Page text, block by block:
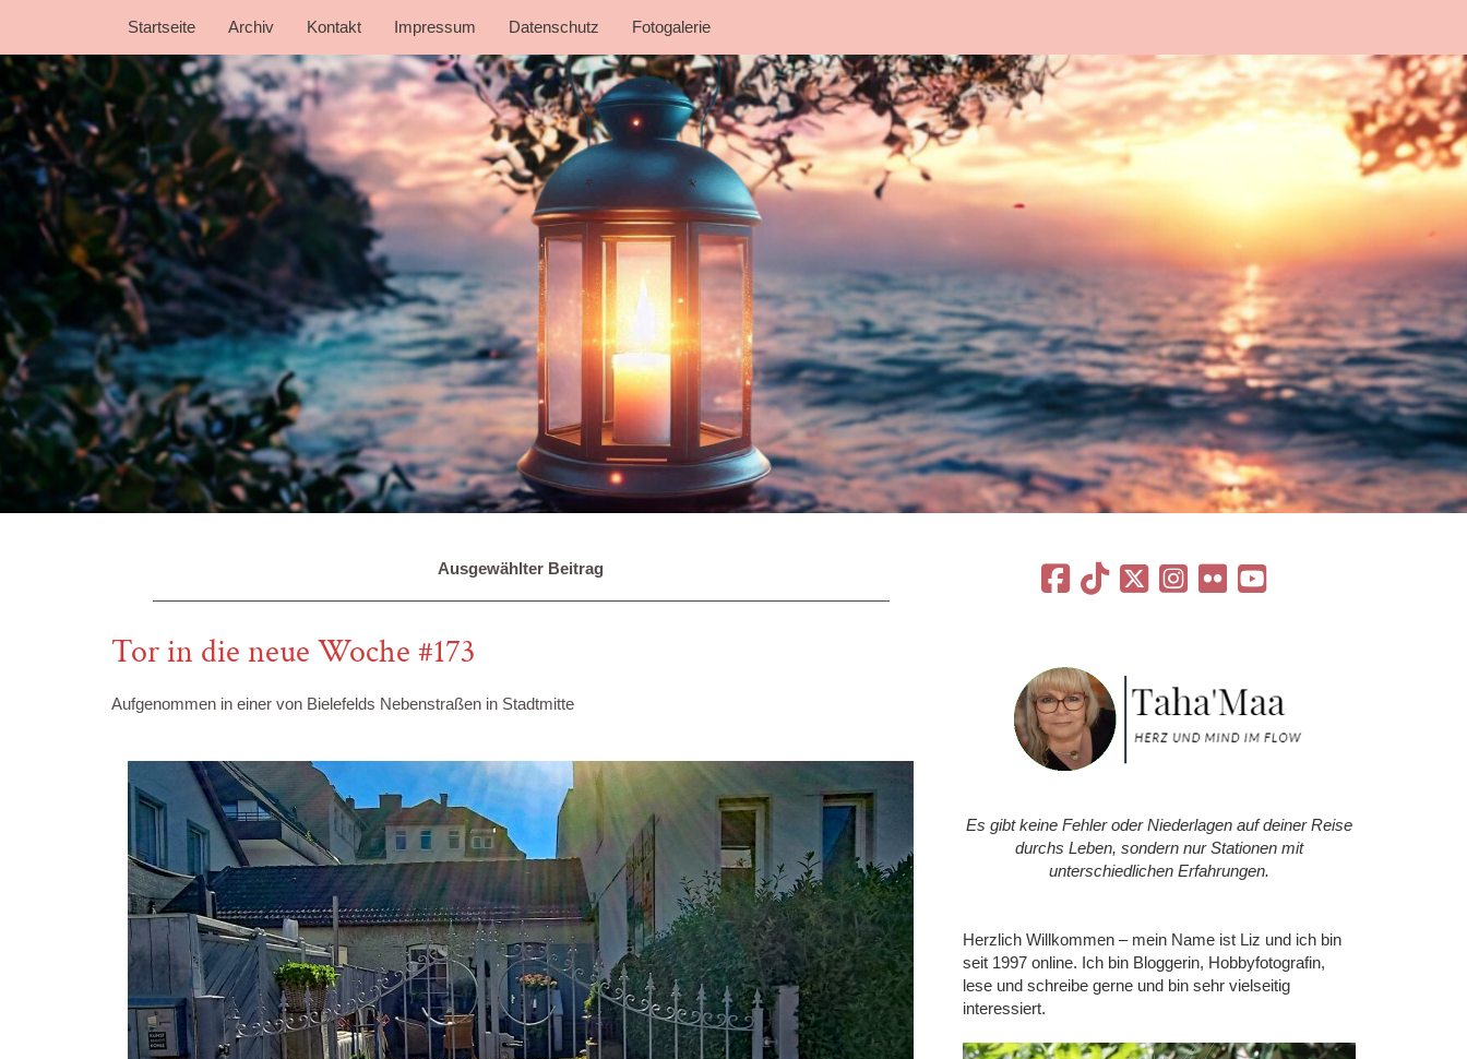
Startseite Archiv Kontakt Impressum Datenschutz Fotogalerie
Ausgewählter Beitrag
Tor in die neue Woche #173
Aufgenommen in einer von Bielefelds Nebenstraßen in Stadtmitte
Es gibt keine Fehler oder Niederlagen auf deiner Reise
durchs Leben, sondern nur Stationen mit
unterschiedlichen Erfahrungen.
Herzlich Willkommen – mein Name ist Liz und ich bin
seit 1997 online. Ich bin Bloggerin, Hobbyfotografin,
lese und schreibe gerne und bin sehr vielseitig
interessiert.